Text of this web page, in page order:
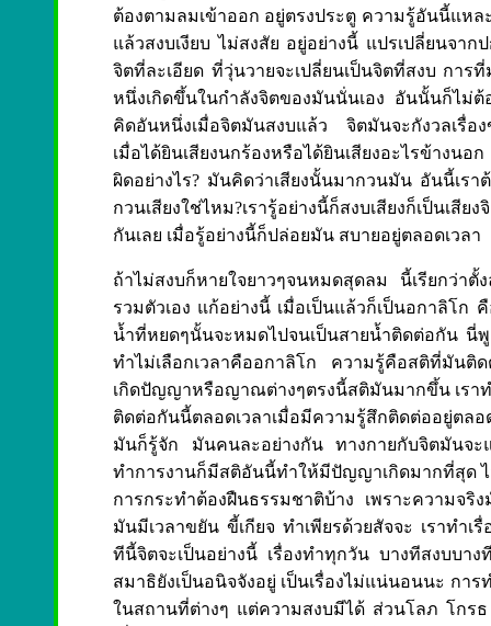
ต้องตามลมเข้าออก อยู่ตรงประตู ความรู้อันนี้แหล
แล้วสงบเงียบ ไม่สงสัย อยู่อย่างนี้ แปรเปลี่ยนจา
จิตที่ละเอียด ที่วุ่นวายจะเปลี่ยนเป็นจิตที่สงบ กา
หนึ่งเกิดขึ้นในกำลังจิตของมันนั่นเอง อันนั้นก็ไม่ต้
คิดอันหนึ่งเมื่อจิตมันสงบแล้ว จิตมันจะกังวลเรื่อ
เมื่อได้ยินเสียงนกร้องหรือได้ยินเสียงอะไรข้าง
ผิดอย่างไร? มันคิดว่าเสียงนั้นมากวนมัน อันนี้เรา
กวนเสียงใช่ไหม?เรารู้อย่างนี้ก็สงบเสียงก็เป็นเสีย
กันเลย เมื่อรู้อย่างนี้ก็ปล่อยมัน สบายอยู่ตลอดเวลา
ถ้าไม่สงบก็หายใจยาวๆจนหมดสุดลม นี้เรียกว่า
รวมตัวเอง แก้อย่างนี้ เมื่อเป็นแล้วก็เป็นอกาลิโก
น้ำที่หยดๆนั้นจะหมดไปจนเป็นสายน้ำติดต่อกัน นี่พู
ทำไม่เลือกเวลาคืออกาลิโก ความรู้คือสติที่มันติ
เกิดปัญญาหรือญาณต่างๆตรงนี้สติมันมากขึ้น เราท
ติดต่อกันนี้ตลอดเวลาเมื่อมีความรู้สึกติดต่ออยู่ตลอ
มันก็รู้จัก มันคนละอย่างกัน ทางกายกับจิตมันจะแ
ทำการงานก็มีสติอันนี้ทำให้มีปัญญาเกิดมากที่สุด
การกระทำต้องฝืนธรรมชาติบ้าง เพราะความจริ
มันมีเวลาขยัน ขี้เกียจ ทำเพียรด้วยสัจจะ เราทำ
ทีนี้จิตจะเป็นอย่างนี้ เรื่องทำทุกวัน บางทีสงบบา
สมาธิยังเป็นอนิจจังอยู่ เป็นเรื่องไม่แน่นอนนะ กา
ในสถานที่ต่างๆ แต่ความสงบมีได้ ส่วนโลภ โกร